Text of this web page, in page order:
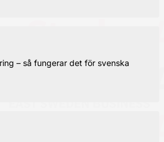
– så fungerar det för svenska